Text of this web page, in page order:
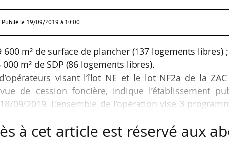
Publié le 19/09/2019 à 10:00
m² de surface de plancher (137 logements libres) ;
m² de SDP (86 logements libres).
visant l’îlot NE et le lot NF2a de la
de cession foncière, indique l’établissement
09/2019. L’ensemble de l’opération vise 3
31/10/2019 pour adresser leurs candidatures à
à cet article est réservé aux